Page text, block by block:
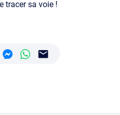
tracer sa voie !